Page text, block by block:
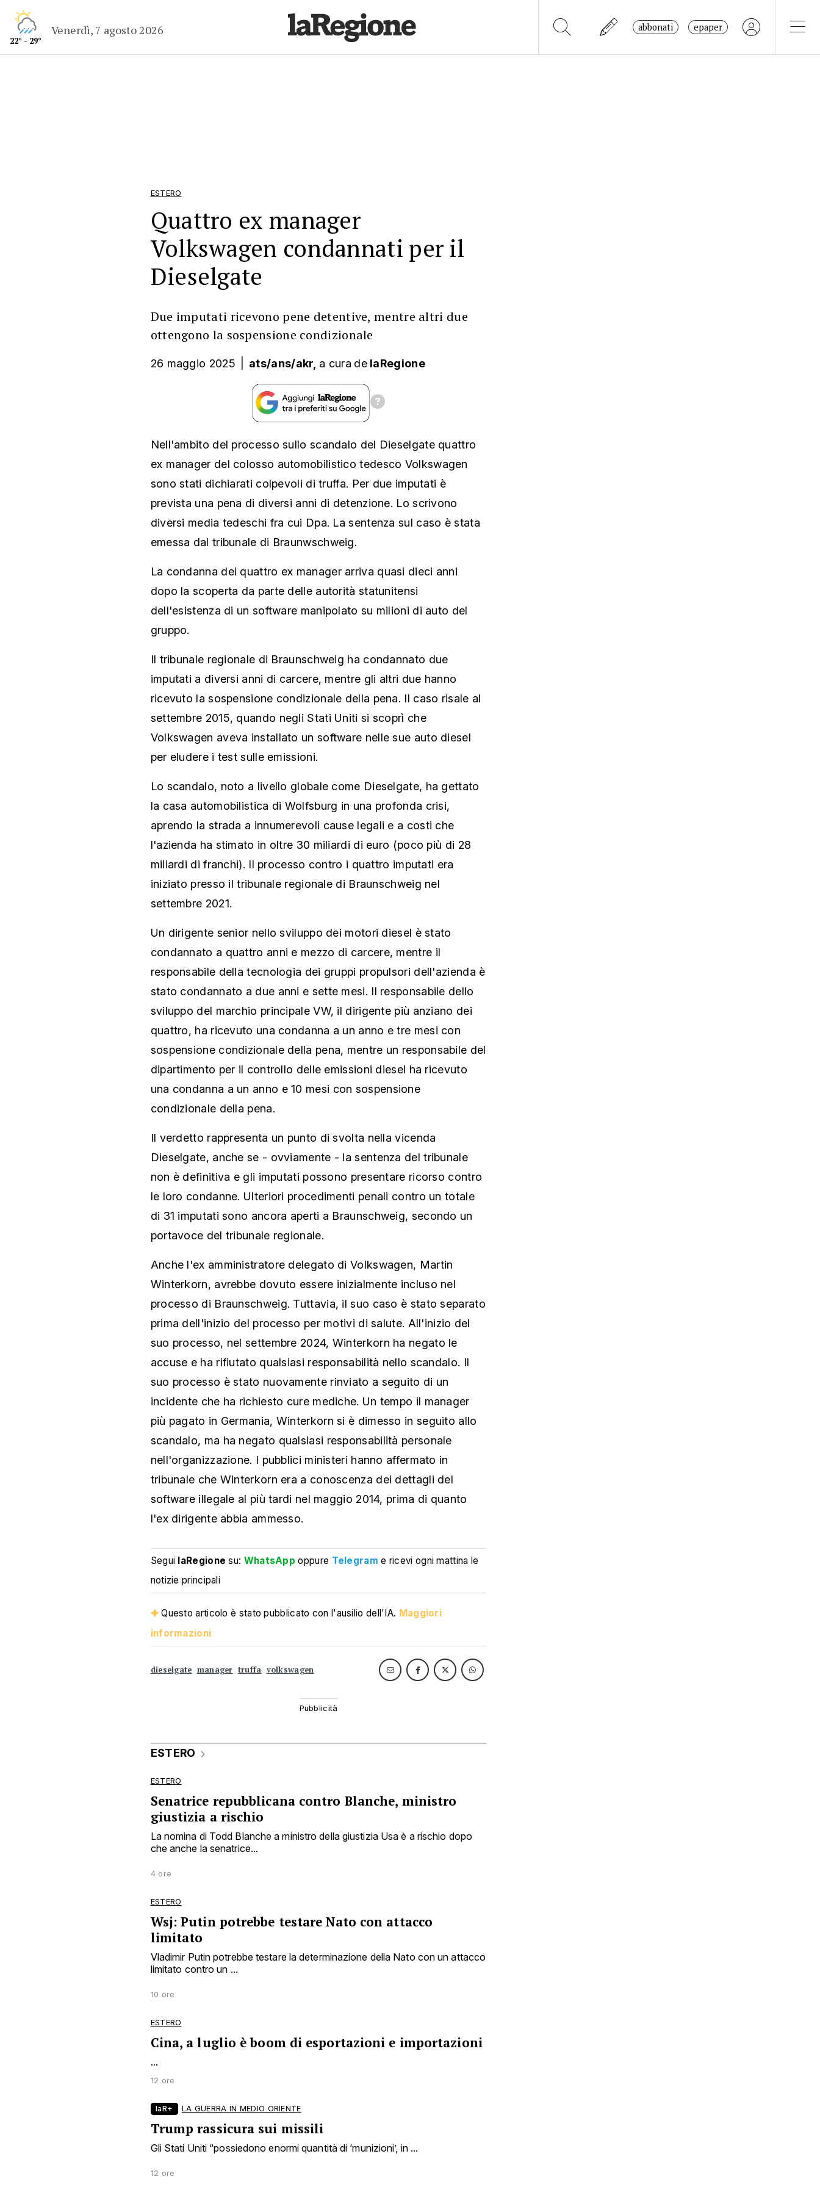
22° - 29°
Venerdì, 7 agosto 2026 abbonati epaper
ESTERO
Quattro ex manager
Volkswagen condannati per il
Dieselgate
Due imputati ricevono pene detentive, mentre altri due
ottengono la sospensione condizionale
26 maggio 2025 ats/ans/akr, a cura de laRegione
Nell'ambito del processo sullo scandalo del Dieselgate quattro
ex manager del colosso automobilistico tedesco Volkswagen
sono stati dichiarati colpevoli di truffa. Per due imputati è
prevista una pena di diversi anni di detenzione. Lo scrivono
diversi media tedeschi fra cui Dpa. La sentenza sul caso è stata
emessa dal tribunale di Braunwschweig.
La condanna dei quattro ex manager arriva quasi dieci anni
dopo la scoperta da parte delle autorità statunitensi
dell'esistenza di un software manipolato su milioni di auto del
gruppo.
Il tribunale regionale di Braunschweig ha condannato due
imputati a diversi anni di carcere, mentre gli altri due hanno
ricevuto la sospensione condizionale della pena. Il caso risale al
settembre 2015, quando negli Stati Uniti si scoprì che
Volkswagen aveva installato un software nelle sue auto diesel
per eludere i test sulle emissioni.
Lo scandalo, noto a livello globale come Dieselgate, ha gettato
la casa automobilistica di Wolfsburg in una profonda crisi,
aprendo la strada a innumerevoli cause legali e a costi che
l'azienda ha stimato in oltre 30 miliardi di euro (poco più di 28
miliardi di franchi). Il processo contro i quattro imputati era
iniziato presso il tribunale regionale di Braunschweig nel
settembre 2021.
Un dirigente senior nello sviluppo dei motori diesel è stato
condannato a quattro anni e mezzo di carcere, mentre il
responsabile della tecnologia dei gruppi propulsori dell'azienda è
stato condannato a due anni e sette mesi. Il responsabile dello
sviluppo del marchio principale VW, il dirigente più anziano dei
quattro, ha ricevuto una condanna a un anno e tre mesi con
sospensione condizionale della pena, mentre un responsabile del
dipartimento per il controllo delle emissioni diesel ha ricevuto
una condanna a un anno e 10 mesi con sospensione
condizionale della pena.
Il verdetto rappresenta un punto di svolta nella vicenda
Dieselgate, anche se - ovviamente - la sentenza del tribunale
non è definitiva e gli imputati possono presentare ricorso contro
le loro condanne. Ulteriori procedimenti penali contro un totale
di 31 imputati sono ancora aperti a Braunschweig, secondo un
portavoce del tribunale regionale.
Anche l'ex amministratore delegato di Volkswagen, Martin
Winterkorn, avrebbe dovuto essere inizialmente incluso nel
processo di Braunschweig. Tuttavia, il suo caso è stato separato
prima dell'inizio del processo per motivi di salute. All'inizio del
suo processo, nel settembre 2024, Winterkorn ha negato le
accuse e ha rifiutato qualsiasi responsabilità nello scandalo. Il
suo processo è stato nuovamente rinviato a seguito di un
incidente che ha richiesto cure mediche. Un tempo il manager
più pagato in Germania, Winterkorn si è dimesso in seguito allo
scandalo, ma ha negato qualsiasi responsabilità personale
nell'organizzazione. I pubblici ministeri hanno affermato in
tribunale che Winterkorn era a conoscenza dei dettagli del
software illegale al più tardi nel maggio 2014, prima di quanto
l'ex dirigente abbia ammesso.
Segui laRegione su: WhatsApp oppure Telegram e ricevi ogni mattina le
notizie principali
Questo articolo è stato pubblicato con l'ausilio dell'IA. Maggiori
informazioni
dieselgate manager truffa volkswagen
ESTERO
ESTERO
Senatrice repubblicana contro Blanche, ministro
giustizia a rischio
La nomina di Todd Blanche a ministro della giustizia Usa è a rischio dopo
che anche la senatrice...
4 ore
ESTERO
Wsj: Putin potrebbe testare Nato con attacco
limitato
Vladimir Putin potrebbe testare la determinazione della Nato con un attacco
limitato contro un ...
10 ore
ESTERO
Cina, a luglio è boom di esportazioni e importazioni
...
12 ore
laR+ LA GUERRA IN MEDIO ORIENTE
Trump rassicura sui missili
Gli Stati Uniti “possiedono enormi quantità di ‘munizioni’, in ...
12 ore